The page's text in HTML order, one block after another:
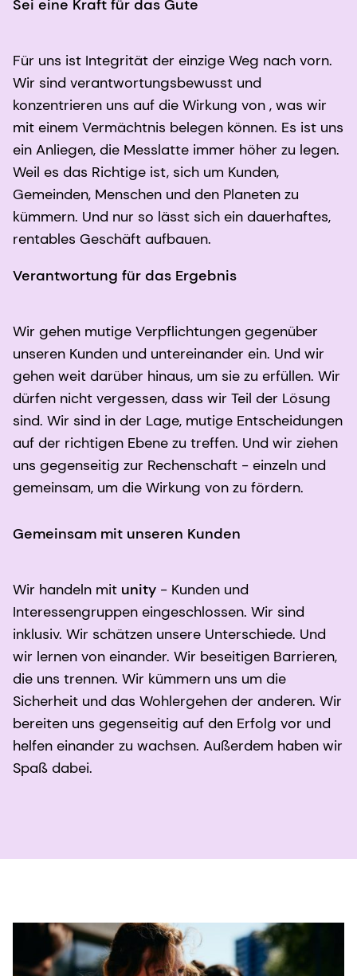
Sei eine Kraft für das Gute
Für uns ist Integrität der einzige Weg nach vorn.
Wir sind verantwortungsbewusst und
konzentrieren uns auf die Wirkung von , was wir
mit einem Vermächtnis belegen können. Es ist uns
ein Anliegen, die Messlatte immer höher zu legen.
Weil es das Richtige ist, sich um Kunden,
Gemeinden, Menschen und den Planeten zu
kümmern. Und nur so lässt sich ein dauerhaftes,
rentables Geschäft aufbauen.
Verantwortung für das Ergebnis
Wir gehen mutige Verpflichtungen gegenüber
unseren Kunden und untereinander ein. Und wir
gehen weit darüber hinaus, um sie zu erfüllen. Wir
dürfen nicht vergessen, dass wir Teil der Lösung
sind. Wir sind in der Lage, mutige Entscheidungen
auf der richtigen Ebene zu treffen. Und wir ziehen
uns gegenseitig zur Rechenschaft - einzeln und
gemeinsam, um die Wirkung von zu fördern.
Gemeinsam mit unseren Kunden
Wir handeln mit unity - Kunden und
Interessengruppen eingeschlossen. Wir sind
inklusiv. Wir schätzen unsere Unterschiede. Und
wir lernen von einander. Wir beseitigen Barrieren,
die uns trennen. Wir kümmern uns um die
Sicherheit und das Wohlergehen der anderen. Wir
bereiten uns gegenseitig auf den Erfolg vor und
helfen einander zu wachsen. Außerdem haben wir
Spaß dabei.